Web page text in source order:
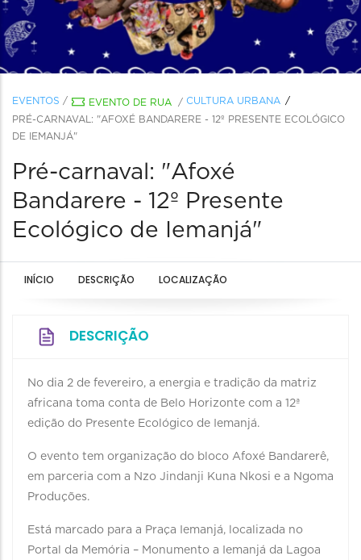
EVENTOS / EVENTO DE RUA / CULTURA URBANA
PRÉ-CARNAVAL: "AFOXÉ BANDARERE - 12º PRESENTE ECOLÓGICO
DE IEMANJÁ"
Pré-carnaval: "Afoxé
Bandarere - 12º Presente
Ecológico de Iemanjá"
INÍCIO DESCRIÇÃO LOCALIZAÇÃO
DESCRIÇÃO
No dia 2 de fevereiro, a energia e tradição da matriz
africana toma conta de Belo Horizonte com a 12ª
edição do Presente Ecológico de Iemanjá.
O evento tem organização do bloco Afoxé Bandarerê,
em parceria com a Nzo Jindanji Kuna Nkosi e a Ngoma
Produções.
Está marcado para a Praça Iemanjá, localizada no
Portal da Memória – Monumento a Iemanjá da Lagoa